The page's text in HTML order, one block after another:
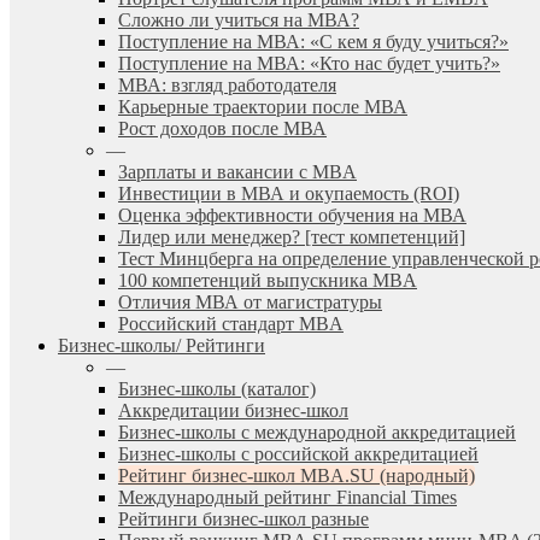
Сложно ли учиться на МВА?
Поступление на МВА: «С кем я буду учиться?»
Поступление на МВА: «Кто нас будет учить?»
МВА: взгляд работодателя
Карьерные траектории после МВА
Рост доходов после МВА
—
Зарплаты и вакансии с MBA
Инвестиции в МВА и окупаемость (ROI)
Оценка эффективности обучения на МВА
Лидер или менеджер? [тест компетенций]
Тест Минцберга на определение управленческой
100 компетенций выпускника MBA
Отличия МВА от магистратуры
Российский стандарт MBA
Бизнес-школы/ Рейтинги
—
Бизнес-школы (каталог)
Аккредитации бизнес-школ
Бизнес-школы с международной аккредитацией
Бизнес-школы с российской аккредитацией
Рейтинг бизнес-школ MBA.SU (народный)
Международный рейтинг Financial Times
Рейтинги бизнес-школ разные